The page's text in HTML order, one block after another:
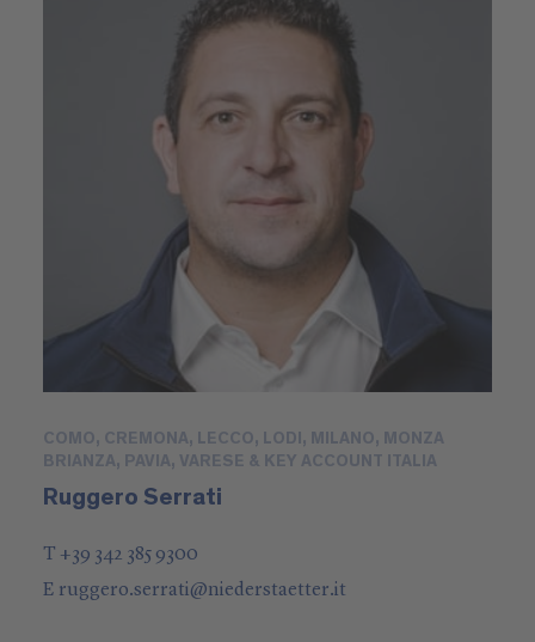
COMO, CREMONA, LECCO, LODI, MILANO, MONZA
BRIANZA, PAVIA, VARESE & KEY ACCOUNT ITALIA
Ruggero Serrati
T +39 342 385 9300
E ruggero.serrati@niederstaetter.it